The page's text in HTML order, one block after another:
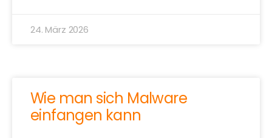
24. März 2026
Wie man sich Malware
einfangen kann